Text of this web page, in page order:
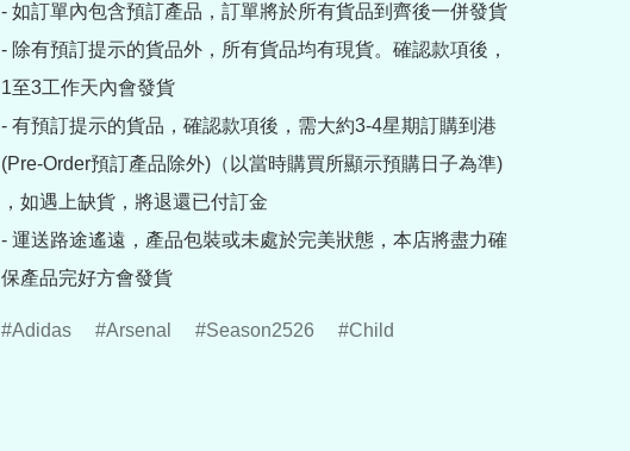
- 如訂單內包含預訂產品，訂單將於所有貨品到齊後一併發貨
- 除有預訂提示的貨品外，所有貨品均有現貨。確認款項後，
1至3工作天內會發貨
- 有預訂提示的貨品，確認款項後，需大約3-4星期訂購到港
(Pre-Order預訂產品除外)（以當時購買所顯示預購日子為準)
，如遇上缺貨，將退還已付訂金
- 運送路途遙遠，產品包裝或未處於完美狀態，本店將盡力確
保產品完好方會發貨
Adidas Arsenal Season2526 Child